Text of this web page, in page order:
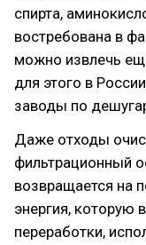
спирта,
востребована в
можно извлечь
для этого в
заводы по
Даже отходы
фильтрационный
возвращается на
энергия, которую
переработки,